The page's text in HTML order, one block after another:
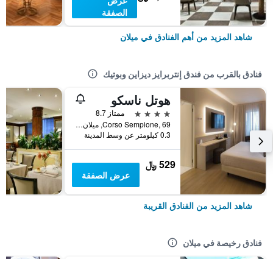
الصفقة
شاهد المزيد من أهم الفنادق في ميلان
فنادق بالقرب من فندق إنتربرايز ديزاين وبوتيك
هوتل ناسكو
4 نجوم
ممتاز 8.7
Corso Sempione, 69, ميلان, مقاطعة ميلانو, إيطاليا
0.3 كيلومتر عن وسط المدينة
529 ﷼
عرض الصفقة
شاهد المزيد من الفنادق القريبة
فنادق رخيصة في ميلان